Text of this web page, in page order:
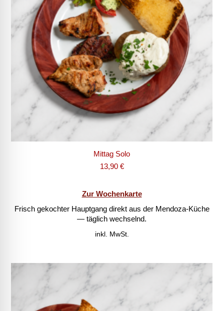
Mittag Solo
13,90 €
Zur Wochenkarte
Frisch gekochter Hauptgang direkt aus der Mendoza-Küche
— täglich wechselnd.
inkl. MwSt.